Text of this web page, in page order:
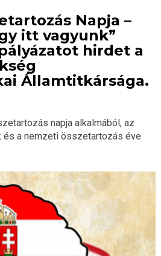
Napja –
itt vagyunk”
hirdet a
Államtitkársága.
napja alkalmából, az
a nemzeti összetartozás éve